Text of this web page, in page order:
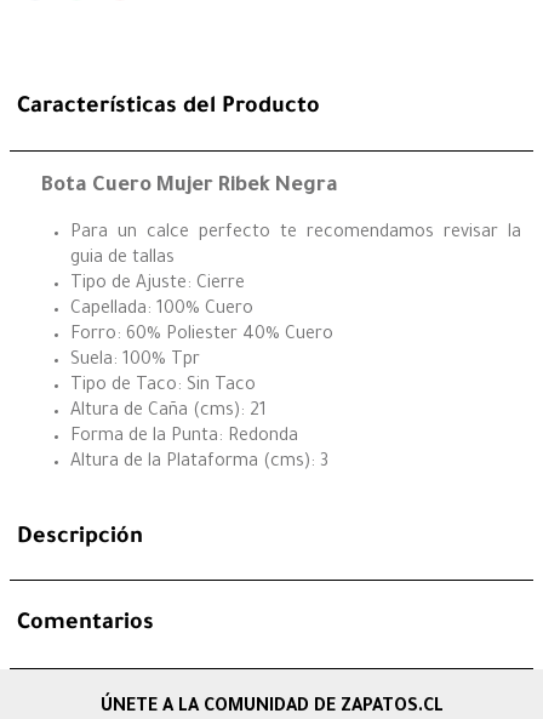
Características del Producto
Bota Cuero Mujer Ribek Negra
Para un calce perfecto te recomendamos revisar la
guia de tallas
Tipo de Ajuste: Cierre
Capellada: 100% Cuero
Forro: 60% Poliester 40% Cuero
Suela: 100% Tpr
Tipo de Taco: Sin Taco
Altura de Caña (cms): 21
Forma de la Punta: Redonda
Altura de la Plataforma (cms): 3
Descripción
Comentarios